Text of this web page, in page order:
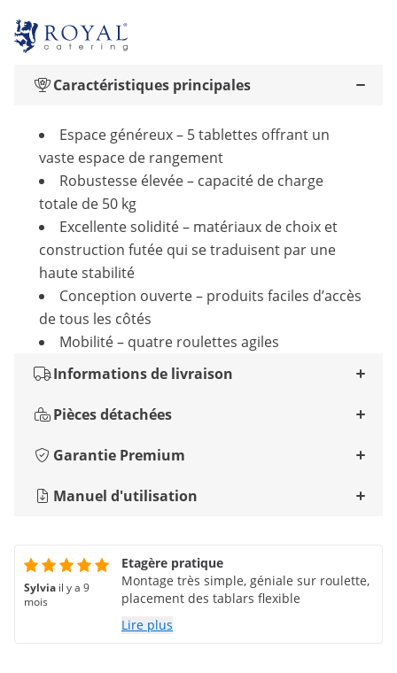
Caractéristiques principales
Espace généreux – 5 tablettes offrant un
vaste espace de rangement
Robustesse élevée – capacité de charge
totale de 50 kg
Excellente solidité – matériaux de choix et
construction futée qui se traduisent par une
haute stabilité
Conception ouverte – produits faciles d’accès
de tous les côtés
Mobilité – quatre roulettes agiles
Informations de livraison
Pièces détachées
Garantie Premium
Manuel d'utilisation
Sylvia il y a 9
mois
Etagère pratique
Montage très simple, géniale sur roulette,
placement des tablars flexible
Lire plus